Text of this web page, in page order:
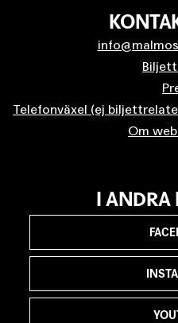
Telefonväxel (ej
Om
I ANDRA